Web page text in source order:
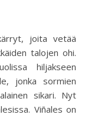
talojen ohi.
hiljakseen
jonka sormien
sikari. Nyt
Viñales on